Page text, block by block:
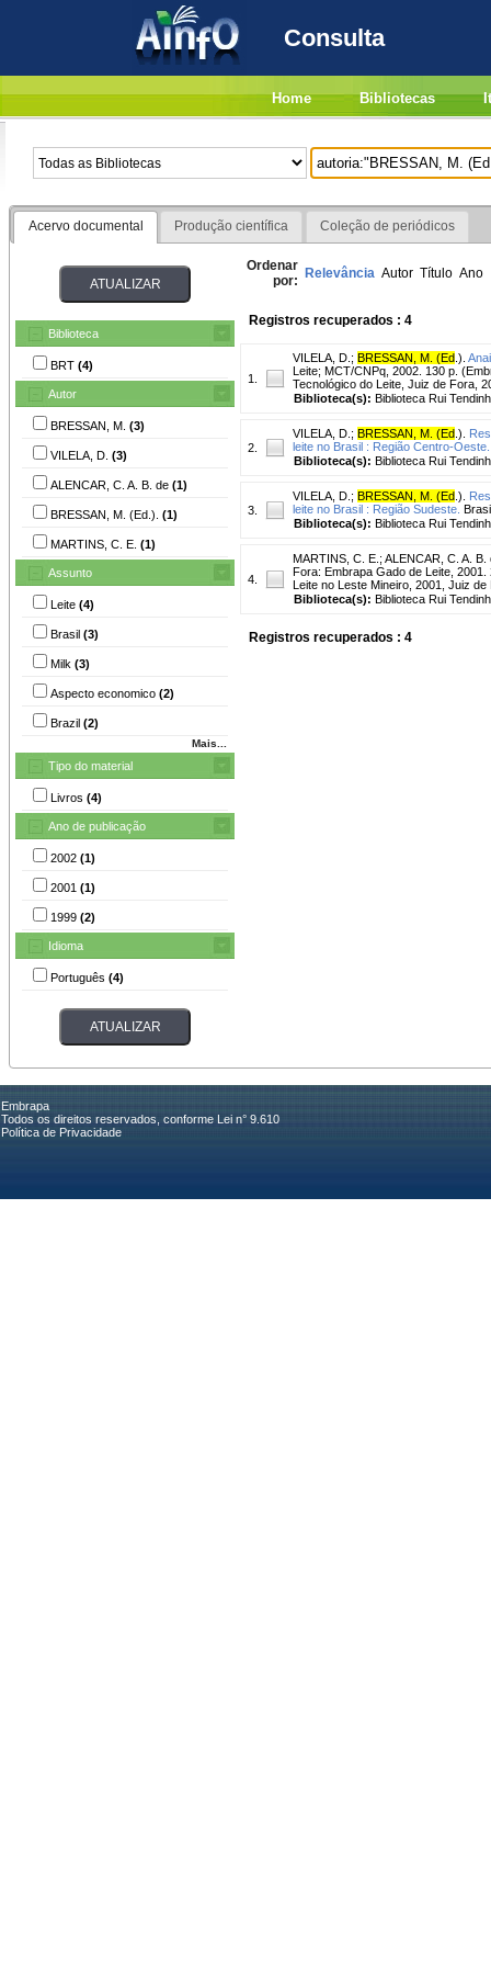
Consulta
Home Bibliotecas
Acervo documental Produção científica Coleção de periódicos
Biblioteca
BRT (4)
Autor
BRESSAN, M. (3)
VILELA, D. (3)
ALENCAR, C. A. B. de (1)
BRESSAN, M. (Ed.). (1)
MARTINS, C. E. (1)
Assunto
Leite (4)
Brasil (3)
Milk (3)
Aspecto economico (2)
Brazil (2)
Mais...
Tipo do material
Livros (4)
Ano de publicação
2002 (1)
2001 (1)
1999 (2)
Idioma
Português (4)
Ordenar
por: Relevância Autor Título Ano
Registros recuperados : 4
1.
VILELA, D. ; BRESSAN, M. (Ed .).
Leite; MCT/CNPq, 2002. 130 p.
Tecnológico do Leite, Juiz de Fora,
Biblioteca(s): Biblioteca Rui
2.
VILELA, D. ; BRESSAN, M. (Ed .).
leite no Brasil : Região Centro-Oeste.
Biblioteca(s): Biblioteca Rui
3.
VILELA, D. ; BRESSAN, M. (Ed .).
leite no Brasil : Região Sudeste.
Biblioteca(s): Biblioteca Rui
4.
MARTINS, C. E. ; ALENCAR, C. A. B.
Fora: Embrapa Gado de Leite,
Leite no Leste Mineiro, 2001, Juiz de
Biblioteca(s): Biblioteca Rui
Registros recuperados : 4
Embrapa
Todos os direitos reservados, conforme Lei n° 9.610
Política de Privacidade